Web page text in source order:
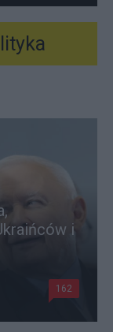
i
162